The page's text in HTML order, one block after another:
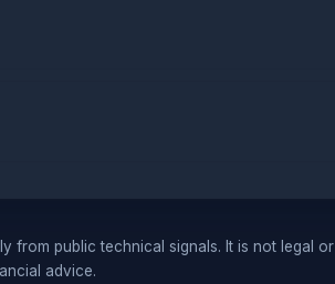
from public technical signals. It is not legal or
advice.